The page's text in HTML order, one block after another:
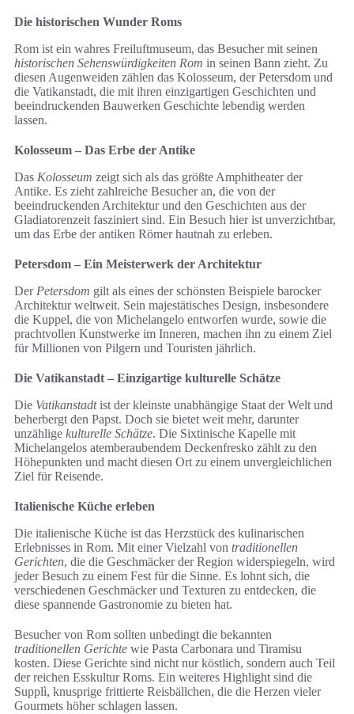
Die historischen Wunder Roms
Rom ist ein wahres Freiluftmuseum, das Besucher mit seinen
historischen Sehenswürdigkeiten Rom in seinen Bann zieht. Zu
diesen Augenweiden zählen das Kolosseum, der Petersdom und
die Vatikanstadt, die mit ihren einzigartigen Geschichten und
beeindruckenden Bauwerken Geschichte lebendig werden
lassen.
Kolosseum – Das Erbe der Antike
Das Kolosseum zeigt sich als das größte Amphitheater der
Antike. Es zieht zahlreiche Besucher an, die von der
beeindruckenden Architektur und den Geschichten aus der
Gladiatorenzeit fasziniert sind. Ein Besuch hier ist unverzichtbar,
um das Erbe der antiken Römer hautnah zu erleben.
Petersdom – Ein Meisterwerk der Architektur
Der Petersdom gilt als eines der schönsten Beispiele barocker
Architektur weltweit. Sein majestätisches Design, insbesondere
die Kuppel, die von Michelangelo entworfen wurde, sowie die
prachtvollen Kunstwerke im Inneren, machen ihn zu einem Ziel
für Millionen von Pilgern und Touristen jährlich.
Die Vatikanstadt – Einzigartige kulturelle Schätze
Die Vatikanstadtist der kleinste unabhängige Staat der Welt und
beherbergt den Papst. Doch sie bietet weit mehr, darunter
unzählige kulturelle Schätze. Die Sixtinische Kapelle mit
Michelangelos atemberaubendem Deckenfresko zählt zu den
Höhepunkten und macht diesen Ort zu einem unvergleichlichen
Ziel für Reisende.
Italienische Küche erleben
Die italienische Küche ist das Herzstück des kulinarischen
Erlebnisses in Rom. Mit einer Vielzahl von traditionellen
Gerichten, die die Geschmäcker der Region widerspiegeln, wird
jeder Besuch zu einem Fest für die Sinne. Es lohnt sich, die
verschiedenen Geschmäcker und Texturen zu entdecken, die
diese spannende Gastronomie zu bieten hat.
Besucher von Rom sollten unbedingt die bekannten
traditionellen Gerichte wie Pasta Carbonara und Tiramisu
kosten. Diese Gerichte sind nicht nur köstlich, sondern auch Teil
der reichen Esskultur Roms. Ein weiteres Highlight sind die
Supplì, knusprige frittierte Reisbällchen, die die Herzen vieler
Gourmets höher schlagen lassen.